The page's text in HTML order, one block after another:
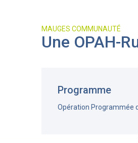
MAUGES COMMUNAUTÉ
Une OPAH-
Programme
Opération Programmée